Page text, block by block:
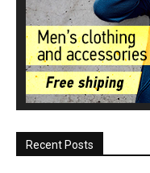
Recent Posts